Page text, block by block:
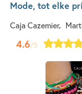
Mode, tot elke
Caja Cazemier
4.6/5